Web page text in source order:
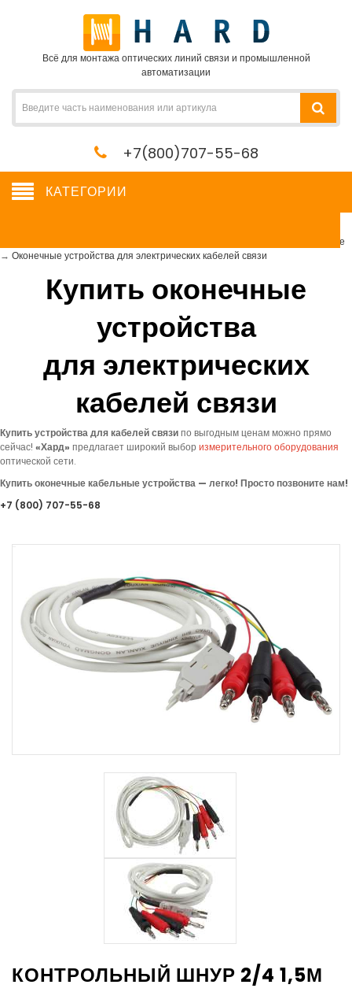
Всё для монтажа оптических линий связи и промышленной
автоматизации
+7(800)707-55-68
КАТЕГОРИИ
Кроссовое оборудование
→ Оконечные устройства для электрических кабелей связи
Купить оконечные
устройства
для электрических
кабелей связи
Купить устройства для кабелей связипо выгодным ценам можно прямо
сейчас! «Хард» предлагаетширокий выбор измерительного оборудования
оптической сети.
Купить оконечные кабельные устройства — легко! Просто позвоните нам!
+7 (800) 707-55-68
КОНТРОЛЬНЫЙ ШНУР 2/4 1,5М